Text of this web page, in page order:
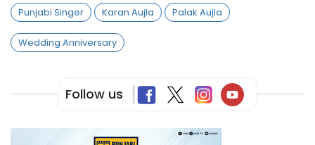
Punjabi Singer Karan Aujla Palak Aujla
Wedding Anniversary
Follow us